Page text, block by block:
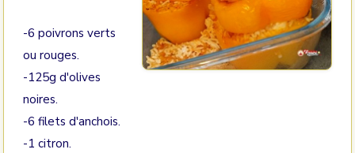
-6 poivrons verts
ou rouges.
-125g d'olives
noires.
-6 filets d'anchois.
-1 citron.